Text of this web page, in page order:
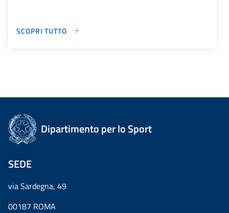
SCOPRI TUTTO
Dipartimento per lo Sport
SEDE
via Sardegna, 49
00187 ROMA